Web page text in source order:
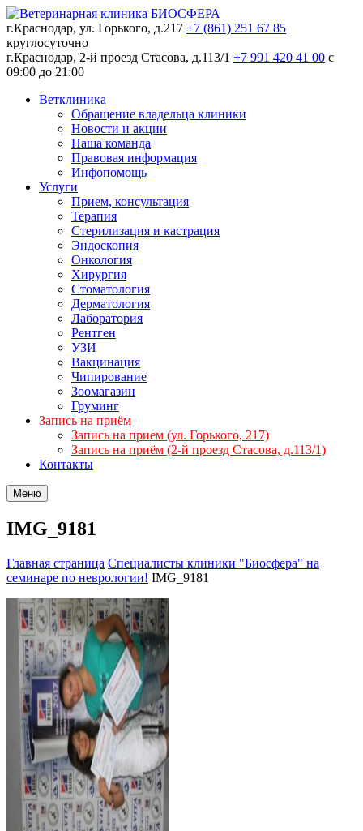
г.Краснодар, ул. Горького, д.217 +7 (861) 251 67 85
круглосуточно
г.Краснодар, 2-й проезд Стасова, д.113/1 +7 991 420 41 00 c
09:00 до 21:00
Ветклиника
Обращение владельца клиники
Новости и акции
Наша команда
Правовая информация
Инфопомощь
Услуги
Прием, консультация
Терапия
Стерилизация и кастрация
Эндоскопия
Онкология
Хирургия
Стоматология
Дерматология
Лаборатория
Рентген
УЗИ
Вакцинация
Чипирование
Зоомагазин
Груминг
Запись на приём
Запись на прием (ул. Горького, 217)
Запись на приём (2-й проезд Стасова, д.113/1)
Контакты
Меню
IMG_9181
Главная страница Специалисты клиники "Биосфера" на
семинаре по неврологии! IMG_9181